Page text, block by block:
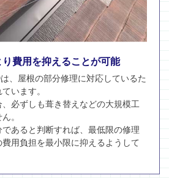
費用を抑えることが可能
、屋根の部分修理に対応しているた
います。
必ずしも葺き替えなどの大規模工
。
あると判断すれば、最低限の修理
用負担を最小限に抑えるようして